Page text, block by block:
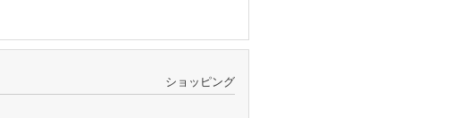
ショッピング